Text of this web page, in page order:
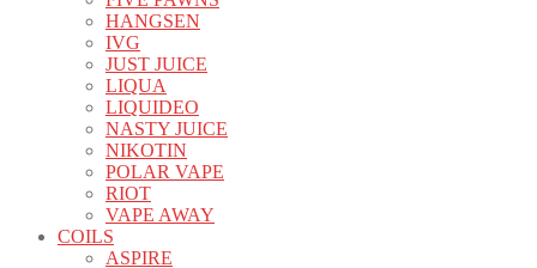
HANGSEN
IVG
JUST JUICE
LIQUA
LIQUIDEO
NASTY JUICE
NIKOTIN
POLAR VAPE
RIOT
VAPE AWAY
COILS
ASPIRE